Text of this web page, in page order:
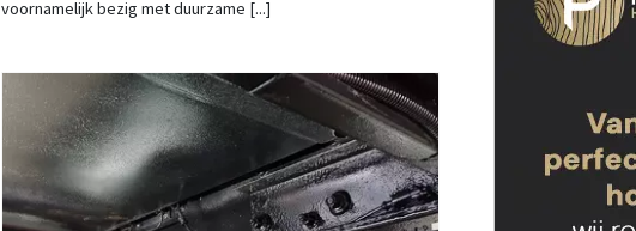
voornamelijk bezig met duurzame [...]